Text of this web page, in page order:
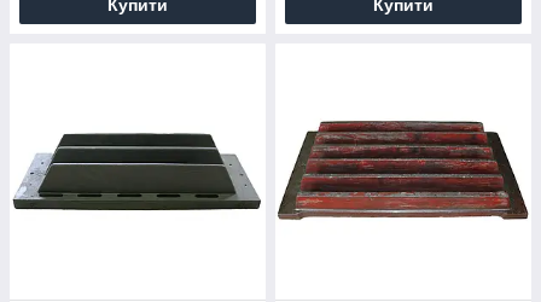
Купити Купити